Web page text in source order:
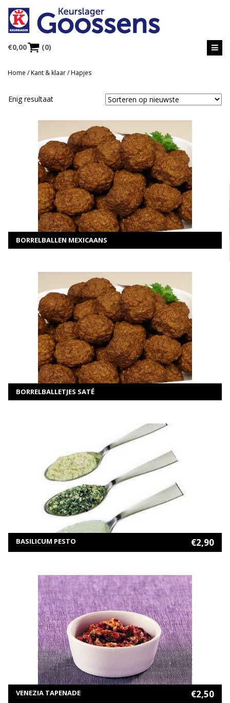
€0,00 (0)
Home /Kant & klaar/ Hapjes
Enig resultaat
MEER INFORMATIE
Selecteer opties
BORRELBALLEN MEXICAANS
MEER INFORMATIE
Selecteer opties
BORRELBALLETJES SATÉ
MEER INFORMATIE
TOEVOEGEN AAN WINKELWAGEN
€2,90
BASILICUM PESTO
MEER INFORMATIE
TOEVOEGEN AAN WINKELWAGEN
€2,50
VENEZIA TAPENADE